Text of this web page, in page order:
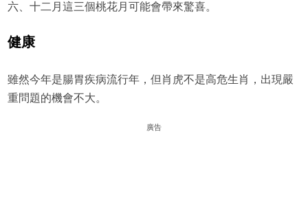
六、十二月這三個桃花月可能會帶來驚喜。
健康
雖然今年是腸胃疾病流行年，但肖虎不是高危生肖，出現嚴
重問題的機會不大。
廣告